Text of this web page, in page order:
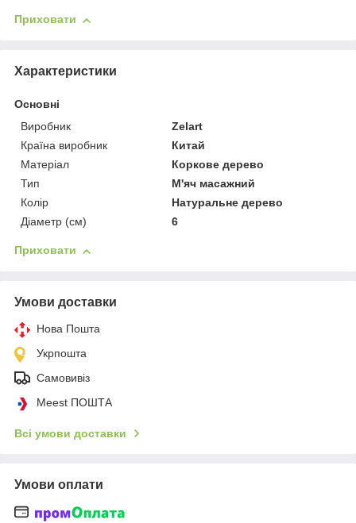
Приховати
Характеристики
Основні
Виробник
Zelart
Країна виробник
Китай
Матеріал
Коркове дерево
Тип
М'яч масажний
Колір
Натуральне дерево
Діаметр (см)
6
Приховати
Умови доставки
Нова Пошта
Укрпошта
Самовивіз
Meest ПОШТА
Всі умови доставки
Умови оплати